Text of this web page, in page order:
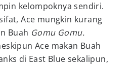
kelompoknya sendiri.
Ace mungkin kurang
Buah Gomu Gomu.
Ace makan Buah
di East Blue sekalipun,